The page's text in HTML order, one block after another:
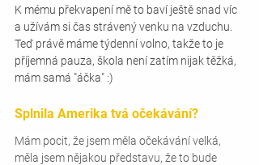
K mému překvapení mě to baví ještě snad víc
a užívám si čas strávený venku na vzduchu.
Teď právě máme týdenní volno, takže to je
příjemná pauza, škola není zatím nijak těžká,
mám samá "áčka" :)
Splnila Amerika tvá očekávání?
Mám pocit, že jsem měla očekávání velká,
měla jsem nějakou představu, že to bude